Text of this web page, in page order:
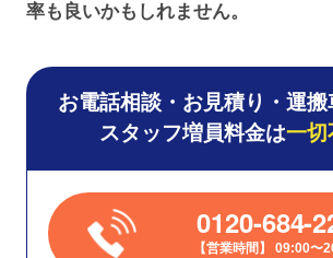
率も良いかもしれません。
お電話相談・お見積り・運搬
スタッフ増員料金は一切
0120-684-
営業時間 09:00〜